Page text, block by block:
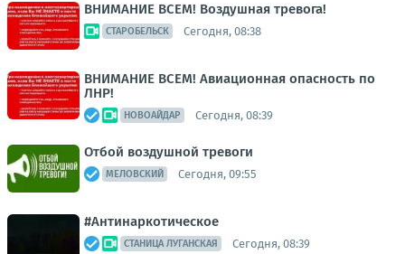
ВНИМАНИЕ ВСЕМ! Воздушная тревога!
СТАРОБЕЛЬСК Сегодня, 08:38
ВНИМАНИЕ ВСЕМ! Авиационная опасность по
ЛНР!
НОВОАЙДАР Сегодня, 08:39
Отбой воздушной тревоги
МЕЛОВСКИЙ Сегодня, 09:55
#Антинаркотическое
СТАНИЦА ЛУГАНСКАЯ Сегодня, 08:39